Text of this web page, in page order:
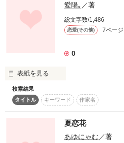
作品を読む
だるそうに言ったこの男
正真正銘『死神』でした
.。.:*・゜＋.。.:*・゜＋.。.:*・゜
自殺(したい)少女
×
死神
愛陽｡ ／著
総文字数/1,486
恋愛(その他) 7ページ
0
表紙を見る
ある理由で急に1日違いの
兄弟になることに
検索結果
タイトル
キーワード 作家名
夏恋花
あゆにゃむ／著